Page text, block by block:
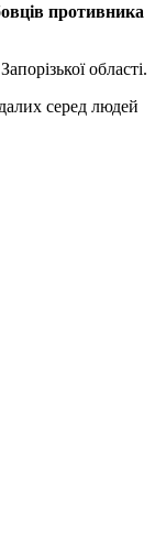
противника
області.
серед людей